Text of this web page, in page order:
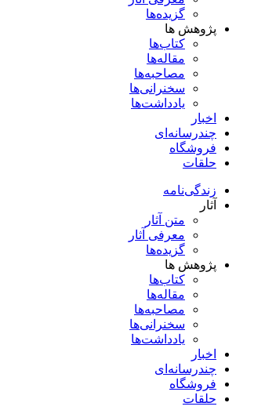
گزیده‌ها
پژوهش ها
کتاب‌ها
مقاله‌ها
مصاحبه‌ها
سخنرانی‌ها
یادداشت‌ها
اخبار
چندرسانه‌ای
فروشگاه
حلقات
زندگی‌نامه
آثار
متن آثار
معرفی آثار
گزیده‌ها
پژوهش ها
کتاب‌ها
مقاله‌ها
مصاحبه‌ها
سخنرانی‌ها
یادداشت‌ها
اخبار
چندرسانه‌ای
فروشگاه
حلقات